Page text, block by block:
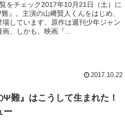
をチェック2017年10月21日（土）に
』。主演の山﨑賢人くんをはじめ、
しています。原作は週刊少年ジャン
、しかも、映画『...
2017.10.22
難』はこうして生まれた！
ー